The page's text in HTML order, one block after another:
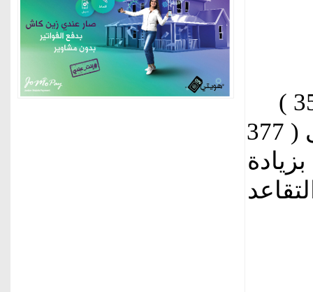
التراكمي لمتقاعدي الضمان من ( 356 )
ألف متقاعد كما في 31-12-2024 إلى ( 377
في 31-8-2025 أي بزيادة